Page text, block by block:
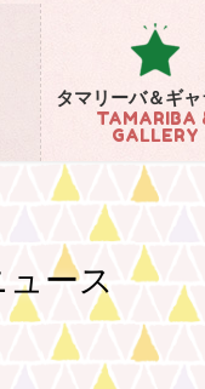
タマリーバ＆ギ
TAMARIBA
GALLERY
ュース